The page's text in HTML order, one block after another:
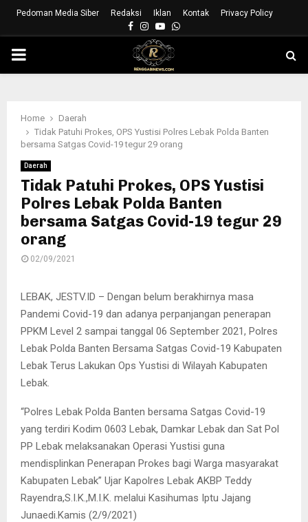
Pedoman Media Siber Redaksi Iklan Kontak Privacy Policy
Facebook
Instagram
YoutubeWhatsapp
PRIMARY
Home
Daerah
Tidak Patuhi Prokes, OPS Yustisi Polres Lebak Polda Banten
bersama Satgas Covid-19 tegur 29 orang
Daerah
Tidak Patuhi Prokes, OPS Yustisi
Polres Lebak Polda Banten
bersama Satgas Covid-19 tegur 29
orang
02/09/2021
LEBAK, JESTV.ID – Dengan belum berakhirnya masa
Pandemi Covid-19 dan adanya perpanjangan penerapan
PPKM Level 2 sampai tanggal 06 September 2021, Polres
Lebak Polda Banten Bersama Satgas Covid-19 Kabupaten
Lebak Terus Lakukan Ops Yustisi di Wilayah Kabupaten
Lebak.
“Polres Lebak Polda Banten bersama Satgas Covid-19
yang terdiri Kodim 0603 Lebak, Damkar Lebak dan Sat Pol
PP Lebak melaksanakan Operasi Yustisi guna
mendisplinkan Penerapan Prokes bagi Warga masyarakat
Kabupaten Lebak” Ujar Kapolres Lebak AKBP Teddy
Rayendra,S.I.K.,M.I.K. melalui Kasihumas Iptu Jajang
Junaedi.Kamis (2/9/2021)